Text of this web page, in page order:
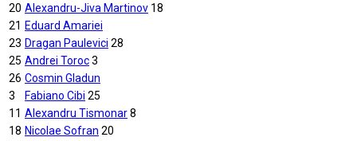
20 Alexandru-Jiva Martinov 18
21 Eduard Amariei
23 Dragan Paulevici 28
25 Andrei Toroc3
26 Cosmin Gladun
3
Fabiano Cibi 25
11 Alexandru Tismonar8
18 Nicolae Sofran 20